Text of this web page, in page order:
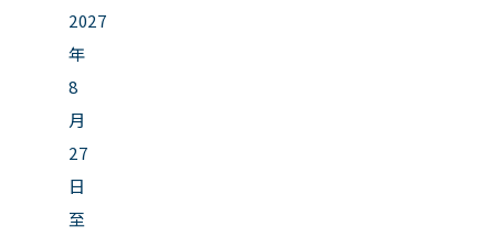
2027
年
8
月
27
日
至